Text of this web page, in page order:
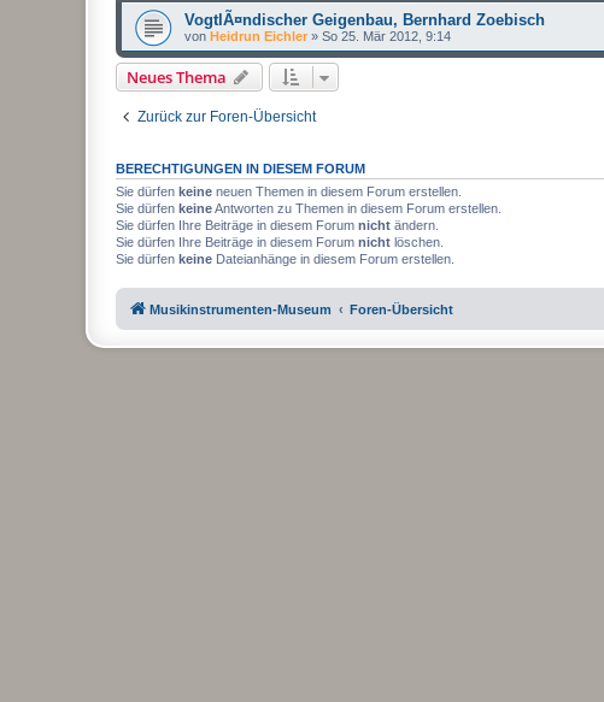
VogtlÃ¤ndischer Geigenbau, Bernhard Zoebisch
von Heidrun Eichler » So 25. Mär 2012, 9:14
Neues Thema
Zurück zur Foren-Übersicht
BERECHTIGUNGEN IN DIESEM FORUM
Sie dürfen keine neuen Themen in diesem Forum erstellen.
Sie dürfen keineAntworten zu Themen in diesem Forum erstellen.
Sie dürfen Ihre Beiträge in diesem Forum nicht ändern.
Sie dürfen Ihre Beiträge in diesem Forum nicht löschen.
Sie dürfen keine Dateianhänge in diesem Forum erstellen.
Musikinstrumenten-Museum Foren-Übersicht